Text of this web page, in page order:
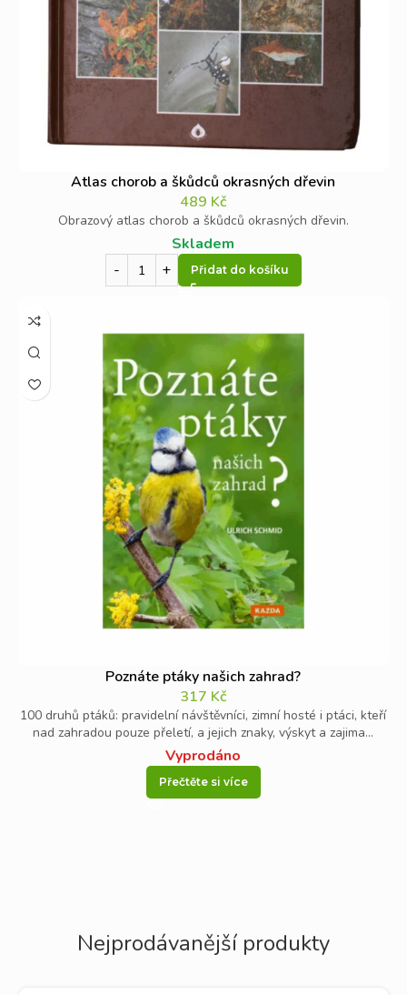
Atlas chorob a škůdců okrasných dřevin
489 Kč
Obrazový atlas chorob a škůdců okrasných dřevin.
Skladem
Přidat do košíku
Poznáte ptáky našich zahrad?
317 Kč
100 druhů ptáků: pravidelní návštěvníci, zimní hosté i ptáci, kteří
nad zahradou pouze přeletí, a jejich znaky, výskyt a zajima...
Vyprodáno
Přečtěte si více
Nejprodávanější produkty